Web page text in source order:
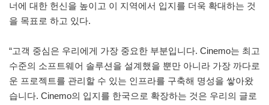
너에 대한 헌신을 높이고 이 지역에서 입지를 더욱 확대하는 것
을 목표로 하고 있다.
“고객 중심은 우리에게 가장 중요한 부분입니다. Cinemo는 최고
수준의 소프트웨어 솔루션을 설계했을 뿐만 아니라 가장 까다로
운 프로젝트를 관리할 수 있는 인프라를 구축해 명성을 쌓아왔
습니다. Cinemo의 입지를 한국으로 확장하는 것은 우리의 글로